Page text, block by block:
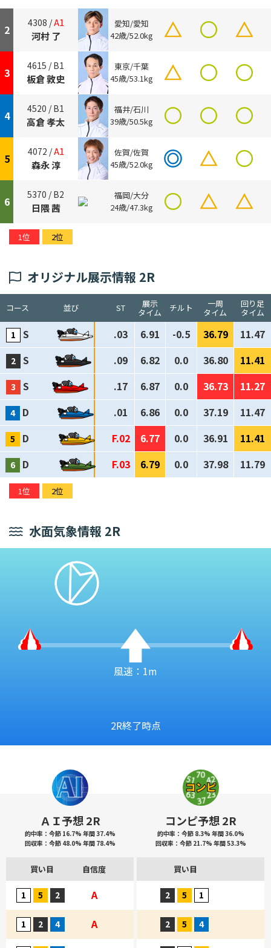
2 4308 /A1
河村 了
3 4615 /B1
板倉 敦史
4 4520 /B1
高倉 孝太
5 4072 /A1
森永 淳
6 5370 /B2
日隈 茜
愛知/愛知
42歳/52.0kg
東京/千葉
45歳/53.1kg
福井/石川
39歳/50.5kg
佐賀/佐賀
45歳/52.0kg
福岡/大分
24歳/47.3kg
1位 2位
オリジナル展示情報 2R
コース 並び ST 展示
タイム チルト 一周
タイム
回り足
タイム
S .03 6.91 -0.5 36.79
11.47
S
.09 6.82 0.0 36.80
11.41
S
.17 6.87 0.0 36.73
11.27
D
.01 6.86 0.0 37.19
11.47
D
F.02 6.77 0.0 36.91
11.41
D
F.03 6.79 0.0 37.98 11.79
1位 2位
水面気象情報 2R
風速：1m
2R終了時点
ＡＩ予想 2R
的中率：今節 16.7% 年間 37.4%
回収率：今節 48.0% 年間 78.4%
買い目 自信度
A
A
コンピ予想 2R
的中率：今節 8.3% 年間 36.0%
回収率：今節 21.7% 年間 53.3%
買い目